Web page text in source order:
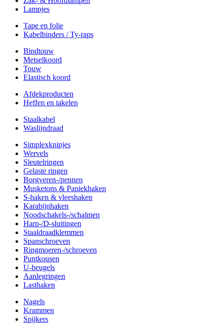
Lampjes
Tape en folie
Kabelbinders / Ty-raps
Bindtouw
Metselkoord
Touw
Elastisch koord
Afdekproducten
Heffen en takelen
Staalkabel
Waslijndraad
Simplexknipjes
Wervels
Sleutelringen
Gelaste ringen
Borgveren-/pennen
Musketons & Paniekhaken
S-haken & vleeshaken
Karabijnhaken
Noodschakels-/schalmen
Harp-/D-sluitingen
Staaldraadklemmen
Spanschroeven
Ringmoeren-/schroeven
Puntkousen
U-beugels
Aanlegringen
Lasthaken
Nagels
Krammen
Spijkers